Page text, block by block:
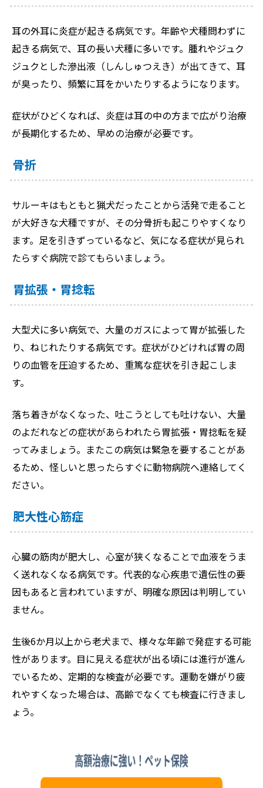
耳の外耳に炎症が起きる病気です。年齢や犬種問わずに
起きる病気で、耳の長い犬種に多いです。腫れやジュク
ジュクとした滲出液（しんしゅつえき）が出てきて、耳
が臭ったり、頻繁に耳をかいたりするようになります。
症状がひどくなれば、炎症は耳の中の方まで広がり治療
が長期化するため、早めの治療が必要です。
骨折
サルーキはもともと猟犬だったことから活発で走ること
が大好きな犬種ですが、その分骨折も起こりやすくなり
ます。足を引きずっているなど、気になる症状が見られ
たらすぐ病院で診てもらいましょう。
胃拡張・胃捻転
大型犬に多い病気で、大量のガスによって胃が拡張した
り、ねじれたりする病気です。症状がひどければ胃の周
りの血管を圧迫するため、重篤な症状を引き起こしま
す。
落ち着きがなくなった、吐こうとしても吐けない、大量
のよだれなどの症状があらわれたら胃拡張・胃捻転を疑
ってみましょう。またこの病気は緊急を要することがあ
るため、怪しいと思ったらすぐに動物病院へ連絡してく
ださい。
肥大性心筋症
心臓の筋肉が肥大し、心室が狭くなることで血液をうま
く送れなくなる病気です。代表的な心疾患で遺伝性の要
因もあると言われていますが、明確な原因は判明してい
ません。
生後6か月以上から老犬まで、様々な年齢で発症する可能
性があります。目に見える症状が出る頃には進行が進ん
でいるため、定期的な検査が必要です。運動を嫌がり疲
れやすくなった場合は、高齢でなくても検査に行きまし
ょう。